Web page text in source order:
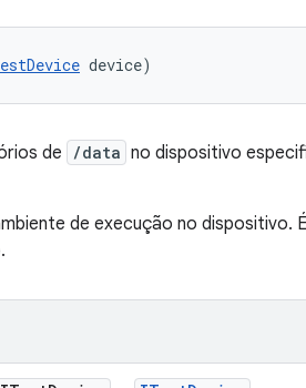
device)
de /data no dispositivo
de execução no dispositivo.